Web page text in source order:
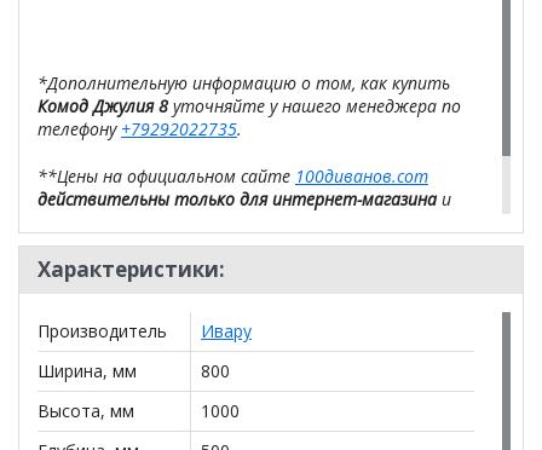
*Дополнительную информацию о том, как купить
Комод Джулия 8 уточняйте у нашего менеджера по
телефону +79292022735.
**Цены на официальном сайте 100диванов.com
действительны только для интернет-магазинаи
салонах сети!
Характеристики:
Производитель
Ивару
Ширина, мм
800
Высота, мм
1000